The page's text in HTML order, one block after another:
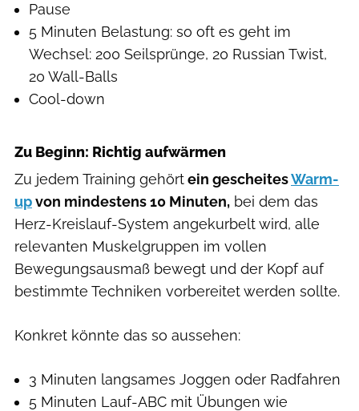
Pause
5 Minuten Belastung: so oft es geht im
Wechsel: 200 Seilsprünge, 20 Russian Twist,
20 Wall-Balls
Cool-down
Zu Beginn: Richtig aufwärmen
Zu jedem Training gehörtein gescheitesWarm-
upvon mindestens 10 Minuten, bei dem das
Herz-Kreislauf-System angekurbelt wird, alle
relevanten Muskelgruppen im vollen
Bewegungsausmaß bewegt und der Kopf auf
bestimmte Techniken vorbereitet werden sollte.
Konkret könnte das so aussehen:
3 Minuten langsames Joggen oder Radfahren
5 Minuten Lauf-ABC mit Übungen wie